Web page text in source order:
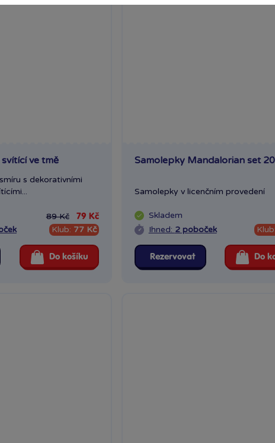
ve tmě
s dekorativními
89 Kč 79 Kč
Klub: 77 Kč
Do košíku
Samolepky Mandalorian set
Samolepky v licenčním provedení
Skladem
Ihned: 2 poboček Klub:
Rezervovat Do